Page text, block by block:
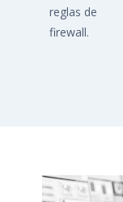
reglas de
firewall.